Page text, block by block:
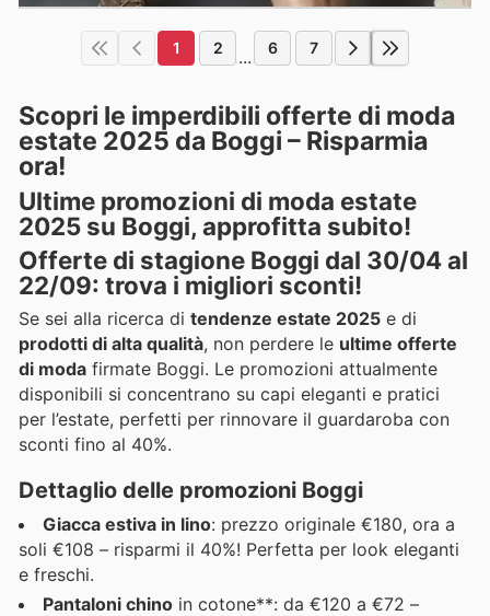
1 2 ... 6 7
Scopri le imperdibili offerte di moda
estate 2025 da Boggi – Risparmia
ora!
Ultime promozioni di moda estate
2025 su Boggi, approfitta subito!
Offerte di stagione Boggi dal 30/04 al
22/09: trova i migliori sconti!
Se sei alla ricerca di tendenze estate 2025 e di
prodotti di alta qualità, non perdere le ultime offerte
di moda firmate Boggi. Le promozioni attualmente
disponibili si concentrano su capi eleganti e pratici
per l’estate, perfetti per rinnovare il guardaroba con
sconti fino al 40%.
Dettaglio delle promozioni Boggi
Giacca estiva in lino: prezzo originale €180, ora a
soli €108 – risparmi il 40%! Perfetta per look eleganti
e freschi.
Pantaloni chino in cotone**: da €120 a €72 –